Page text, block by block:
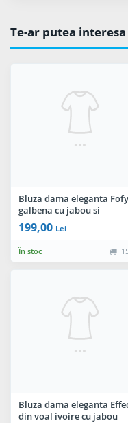
Te-ar putea interesa
Bluza dama eleganta Fofy
galbena cu jabou si
imprimeu floral
199,00 Lei
În stoc
Bluza dama eleganta
din voal ivoire cu jabou